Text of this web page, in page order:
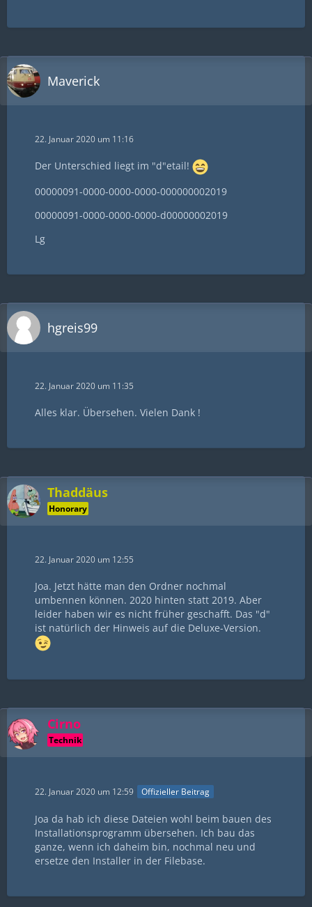
Maverick
22. Januar 2020 um 11:16
Der Unterschied liegt im "d"etail!
00000091-0000-0000-0000-000000002019
00000091-0000-0000-0000-d00000002019
Lg
hgreis99
22. Januar 2020 um 11:35
Alles klar. Übersehen. Vielen Dank !
Thaddäus
Honorary
22. Januar 2020 um 12:55
Joa. Jetzt hätte man den Ordner nochmal
umbennen können. 2020 hinten statt 2019. Aber
leider haben wir es nicht früher geschafft. Das "d"
ist natürlich der Hinweis auf die Deluxe-Version.
Cirno
Technik
22. Januar 2020 um 12:59 Offizieller Beitrag
Joa da hab ich diese Dateien wohl beim bauen des
Installationsprogramm übersehen. Ich bau das
ganze, wenn ich daheim bin, nochmal neu und
ersetze den Installer in der Filebase.